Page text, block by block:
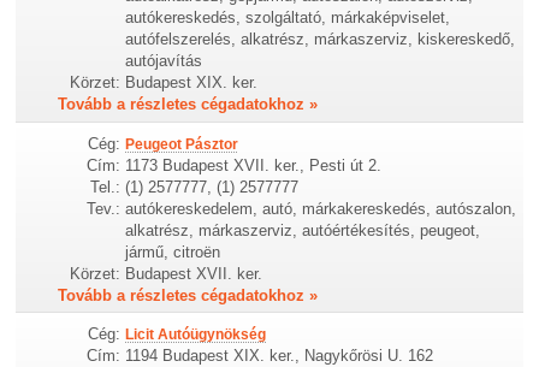
autókereskedés, szolgáltató, márkaképviselet,
autófelszerelés, alkatrész, márkaszerviz, kiskereskedő,
autójavítás
Körzet: Budapest XIX. ker.
Tovább a részletes cégadatokhoz »
Cég: Peugeot Pásztor
Cím: 1173 Budapest XVII. ker., Pesti út 2.
Tel.: (1) 2577777, (1) 2577777
Tev.: autókereskedelem, autó, márkakereskedés, autószalon,
alkatrész, márkaszerviz, autóértékesítés, peugeot,
jármű, citroën
Körzet: Budapest XVII. ker.
Tovább a részletes cégadatokhoz »
Cég: Licit Autóügynökség
Cím: 1194 Budapest XIX. ker., Nagykőrösi U. 162